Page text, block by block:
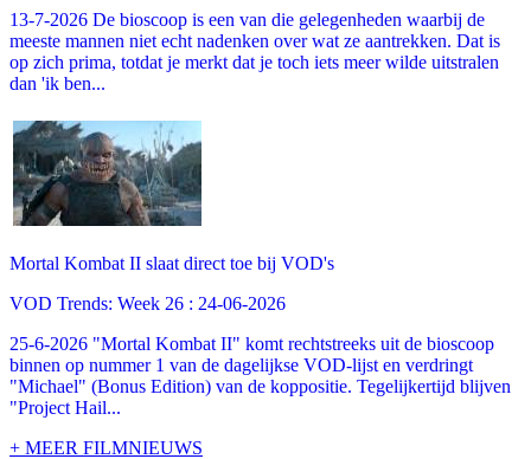
13-7-2026 De bioscoop is een van die gelegenheden waarbij de
meeste mannen niet echt nadenken over wat ze aantrekken. Dat is
op zich prima, totdat je merkt dat je toch iets meer wilde uitstralen
dan 'ik ben...
Mortal Kombat II slaat direct toe bij VOD's
VOD Trends: Week 26 : 24-06-2026
25-6-2026 "Mortal Kombat II" komt rechtstreeks uit de bioscoop
binnen op nummer 1 van de dagelijkse VOD-lijst en verdringt
"Michael" (Bonus Edition) van de koppositie. Tegelijkertijd blijven
"Project Hail...
+ MEER FILMNIEUWS